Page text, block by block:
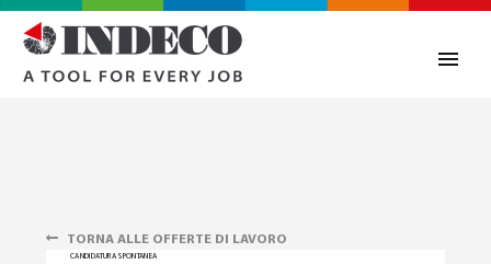
TORNA ALLE OFFERTE DI LAVORO
CANDIDATURA SPONTANEA